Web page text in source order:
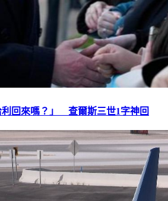
利回來嗎？」 查爾斯三世1字神回